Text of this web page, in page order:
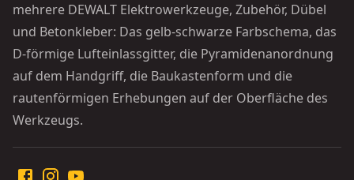
mehrere DEWALT Elektrowerkzeuge, Zubehör, Dübel
und Betonkleber: Das gelb-schwarze Farbschema, das
D-förmige Lufteinlassgitter, die Pyramidenanordnung
auf dem Handgriff, die Baukastenform und die
rautenförmigen Erhebungen auf der Oberfläche des
Werkzeugs.